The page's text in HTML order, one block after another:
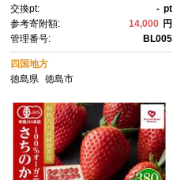
ト プレゼント 贈答 ケーキ グル
メ デザート おやつ お菓子 送料
無料【2026年12月下旬から順
次発送】
交換pt: - pt
参考寄附額:
14,000 円
管理番号:
BL005
四国地方
徳島県
徳島市